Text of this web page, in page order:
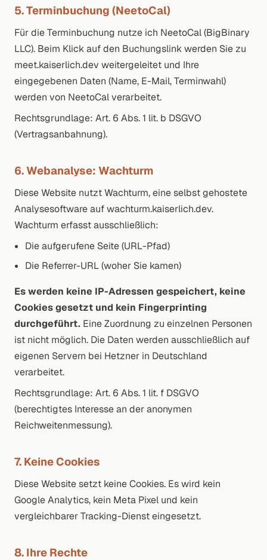
5. Terminbuchung (NeetoCal)
Für die Terminbuchung nutze ich NeetoCal (BigBinary
LLC). Beim Klick auf den Buchungslink werden Sie zu
meet.kaiserlich.dev weitergeleitet und Ihre
eingegebenen Daten (Name, E-Mail, Terminwahl)
werden von NeetoCal verarbeitet.
Rechtsgrundlage: Art. 6 Abs. 1 lit. b DSGVO
(Vertragsanbahnung).
6. Webanalyse: Wachturm
Diese Website nutzt Wachturm, eine selbst gehostete
Analysesoftware auf wachturm.kaiserlich.dev.
Wachturm erfasst ausschließlich:
Die aufgerufene Seite (URL-Pfad)
Die Referrer-URL (woher Sie kamen)
Es werden keine IP-Adressen gespeichert, keine
Cookies gesetzt und kein Fingerprinting
durchgeführt. Eine Zuordnung zu einzelnen Personen
ist nicht möglich. Die Daten werden ausschließlich auf
eigenen Servern bei Hetzner in Deutschland
verarbeitet.
Rechtsgrundlage: Art. 6 Abs. 1 lit. f DSGVO
(berechtigtes Interesse an der anonymen
Reichweitenmessung).
7. Keine Cookies
Diese Website setzt keine Cookies. Es wird kein
Google Analytics, kein Meta Pixel und kein
vergleichbarer Tracking-Dienst eingesetzt.
8. Ihre Rechte